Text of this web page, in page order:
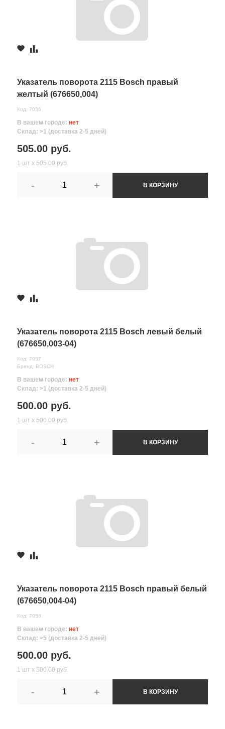
Указатель поворота 2115 Bosch правый
желтый (676650,004)
Код: 7056
В вашем городе: нет
Склад: >1 (доставка 2-5 дней)
505.00 руб.
1 шт х 505.00 руб.
- + В КОРЗИНУ
Указатель поворота 2115 Bosch левый белый
(676650,003-04)
Код: 7057
Бренд: BOSCH
В вашем городе: нет
Склад: >1 (доставка 2-5 дней)
500.00 руб.
1 шт х 500.00 руб.
- + В КОРЗИНУ
Указатель поворота 2115 Bosch правый белый
(676650,004-04)
Код: 7058
В вашем городе: нет
Склад: >5 (доставка 2-5 дней)
500.00 руб.
1 шт х 500.00 руб.
- + В КОРЗИНУ